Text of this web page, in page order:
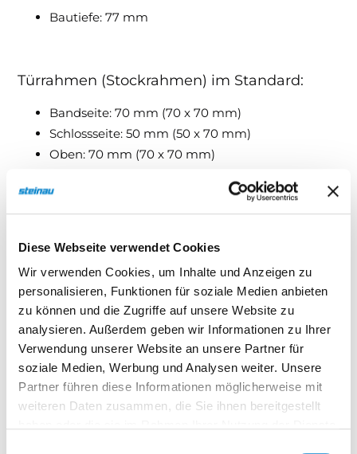
Diese Webseite verwendet Cookies
Wir verwenden Cookies, um Inhalte und Anzeigen zu
personalisieren, Funktionen für soziale Medien anbieten
zu können und die Zugriffe auf unsere Website zu
analysieren. Außerdem geben wir Informationen zu Ihrer
Verwendung unserer Website an unsere Partner für
soziale Medien, Werbung und Analysen weiter. Unsere
Partner führen diese Informationen möglicherweise mit
weiteren Daten zusammen, die Sie ihnen bereitgestellt
Bautiefe: 77 mm
Türrahmen (Stockrahmen) im Standard:
Bandseite: 70 mm (70 x 70 mm)
Schlossseite: 50 mm (50 x 70 mm)
Oben: 70 mm (70 x 70 mm)
mm
Zwischen Leibung
Zwischen Leibung
Bündig mit Mauerwerk innen
Bauartbedingt kann es zu
Kondenswasserbildung im Türspalt kommen
Türflügel